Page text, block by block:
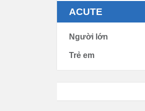
ACUTE
Người lớn
Trẻ em